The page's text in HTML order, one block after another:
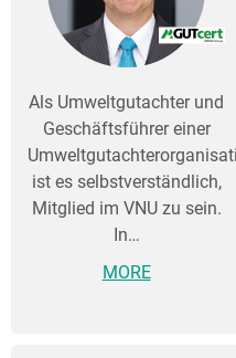
Als Umweltgutachter und
Geschäftsführer einer
ist es selbstverständlich,
Mitglied im VNU zu sein.
In…
MORE